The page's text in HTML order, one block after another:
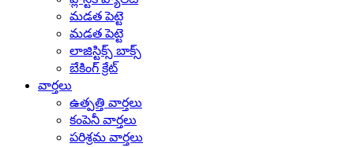
మడత పెట్టె
మడత పెట్టె
లాజిస్టిక్స్ బాక్స్
బేకింగ్ క్రేట్
వార్తలు
ఉత్పత్తి వార్తలు
కంపెనీ వార్తలు
పరిశ్రమ వార్తలు